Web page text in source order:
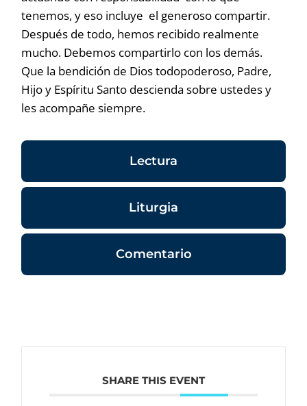
tenemos, y eso incluye el generoso compartir.
Después de todo, hemos recibido realmente
mucho. Debemos compartirlo con los demás.
Que la bendición de Dios todopoderoso, Padre,
Hijo y Espíritu Santo descienda sobre ustedes y
les acompañe siempre.
Lectura
Liturgia
Comentario
SHARE THIS EVENT